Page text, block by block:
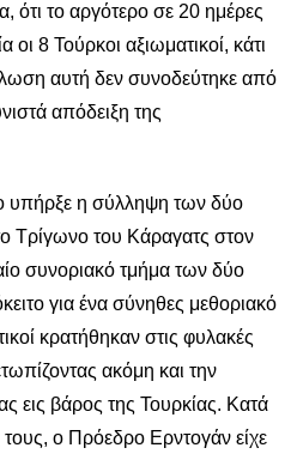
ότι το αργότερο σε 20 ημέρες
οι 8 Τούρκοι αξιωματικοί, κάτι
αυτή δεν συνοδεύτηκε από
απόδειξη της
υπήρξε η σύλληψη των δύο
Τρίγωνο του Κάραγατς στον
συνοριακό τμήμα των δύο
για ένα σύνηθες μεθοριακό
κρατήθηκαν στις φυλακές
ακόμη και την
εις βάρος της Τουρκίας. Κατά
τους, ο Πρόεδρο Ερντογάν είχε